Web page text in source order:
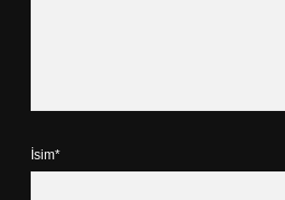
İsim*